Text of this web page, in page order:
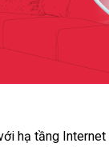
hạ tầng